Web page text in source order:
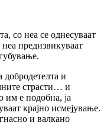
со неа се однесуваат
предизвикуваат
добродетелта и
страсти… и
им е подобна, ја
крајно исмејување.
и валкано